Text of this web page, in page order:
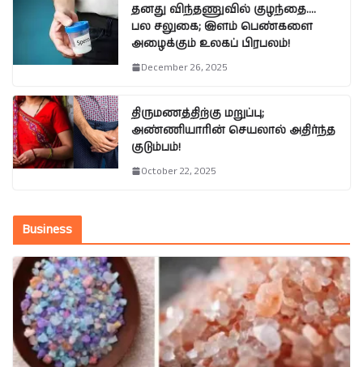
தனது விந்தணுவில் குழந்தை….
பல சலுகை; இளம் பெண்களை
அழைக்கும் உலகப் பிரபலம்!
December 26, 2025
திருமணத்திற்கு மறுப்பு;
அண்ணியாரின் செயலால் அதிர்ந்த
குடும்பம்!
October 22, 2025
Business